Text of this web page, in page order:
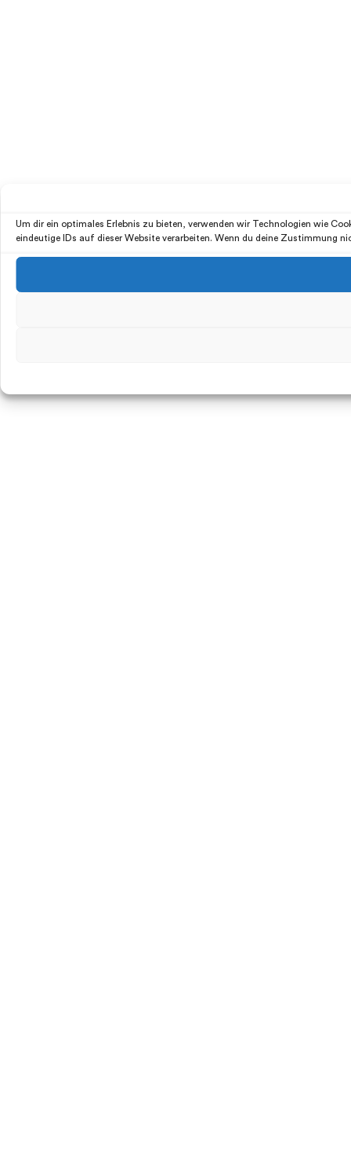
Um dir ein optimales Erlebnis zu bieten, verwenden wir Technologien wie
eindeutige IDs auf dieser Website verarbeiten. Wenn du deine Zustimmung